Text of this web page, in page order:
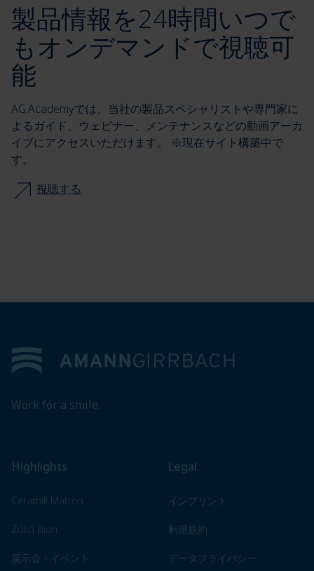
製品情報を24時間いつで
もオンデマンドで視聴可
能
AG.Academyでは、当社の製品スペシャリストや専門家に
よるガイド、ウェビナー、メンテナンスなどの動画アーカ
イブにアクセスいただけます。 ※現在サイト構築中で
す。
視聴する
Work for a smile.
Highlights
Ceramill Matron
Zolid Bion
展示会・イベント
Legal
インプリント
利用規約
データプライバシー